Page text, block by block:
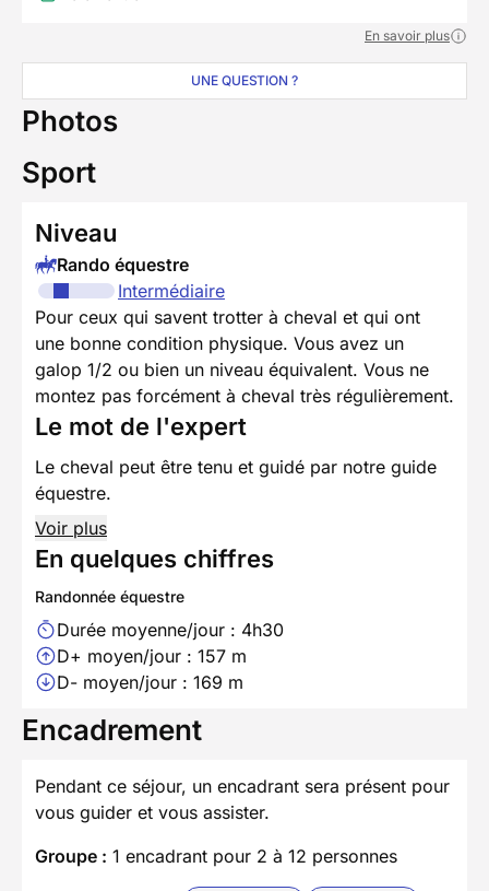
En savoir plus
UNE QUESTION ?
Photos
Sport
Niveau
Rando équestre
Intermédiaire
Pour ceux qui savent trotter à cheval et qui ont
une bonne condition physique. Vous avez un
galop 1/2 ou bien un niveau équivalent. Vous ne
montez pas forcément à cheval très régulièrement.
Le mot de l'expert
Le cheval peut être tenu et guidé par notre guide
équestre.
Voir plus
En quelques chiffres
Randonnée équestre
Durée moyenne/jour : 4h30
D+ moyen/jour : 157 m
D- moyen/jour : 169 m
Encadrement
Pendant ce séjour, un encadrant sera présent pour
vous guider et vous assister.
Groupe : 1 encadrant pour 2 à 12 personnes